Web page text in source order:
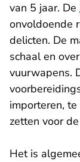
van 5 jaar. De
onvoldoende
delicten. De
schaal en
vuurwapens.
importeren,
zetten voor
Het is